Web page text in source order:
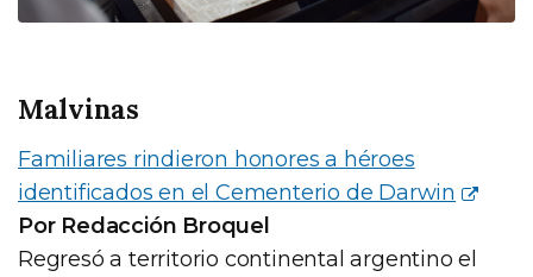
Malvinas
Familiares rindieron honores a héroes
identificados en el Cementerio de Darwin
Por Redacción Broquel
Regresó a territorio continental argentino el